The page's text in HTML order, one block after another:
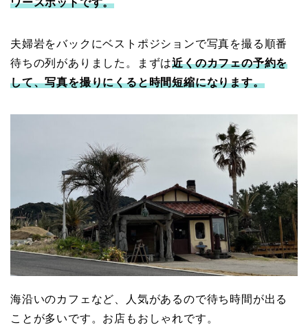
夫婦岩をバックにベストポジションで写真を撮る順番
待ちの列がありました。まずは近くのカフェの予約を
して、写真を撮りにくると時間短縮になります。
海沿いのカフェなど、人気があるので待ち時間が出る
ことが多いです。お店もおしゃれです。